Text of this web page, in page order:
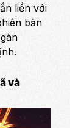
liền với
bản
và